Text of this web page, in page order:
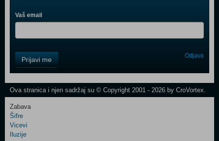
Vaš email
Field
One
Control
Two
Prijavi me Odjava
Ova stranica i njen sadržaj su © Copyright 2001 - 2026 by CroVortex.
Zabava
Šifre
Vicevi
Iluzije